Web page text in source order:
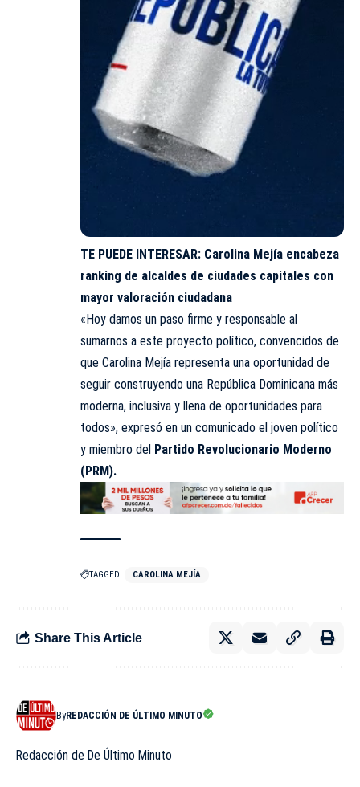
TE PUEDE INTERESAR: Carolina Mejía encabeza
ranking de alcaldes de ciudades capitales con
mayor valoración ciudadana
«Hoy damos un paso firme y responsable al
sumarnos a este proyecto político, convencidos de
que Carolina Mejía representa una oportunidad de
seguir construyendo una República Dominicana más
moderna, inclusiva y llena de oportunidades para
todos», expresó en un comunicado el joven político
y miembro del Partido Revolucionario Moderno
(PRM).
TAGGED: CAROLINA MEJÍA
Share This Article
ByREDACCIÓN DE ÚLTIMO MINUTO
Redacción de De Último Minuto